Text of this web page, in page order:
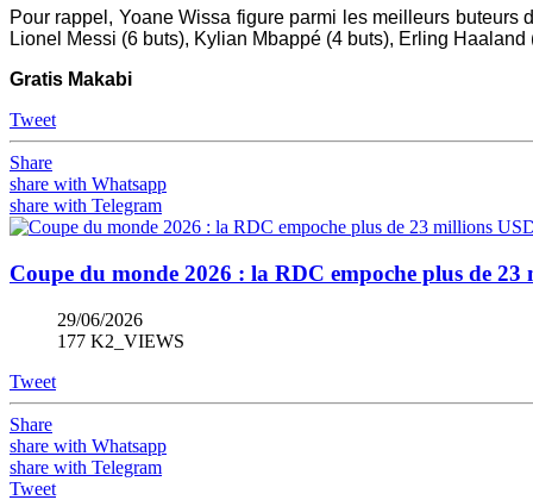
Pour rappel, Yoane Wissa figure parmi les meilleurs
Lionel Messi (6 buts), Kylian Mbappé (4 buts), Erling
Gratis Makabi
Tweet
Share
share with Whatsapp
share with Telegram
Coupe du monde 2026 : la RDC empoche plus de
29/06/2026
177 K2_VIEWS
Tweet
Share
share with Whatsapp
share with Telegram
Tweet